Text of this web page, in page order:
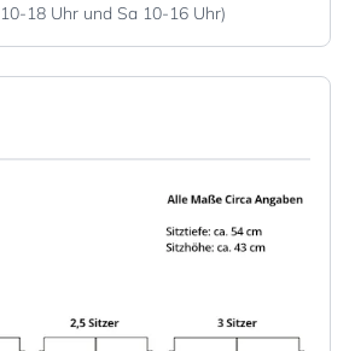
18 Uhr und Sa 10-16 Uhr)